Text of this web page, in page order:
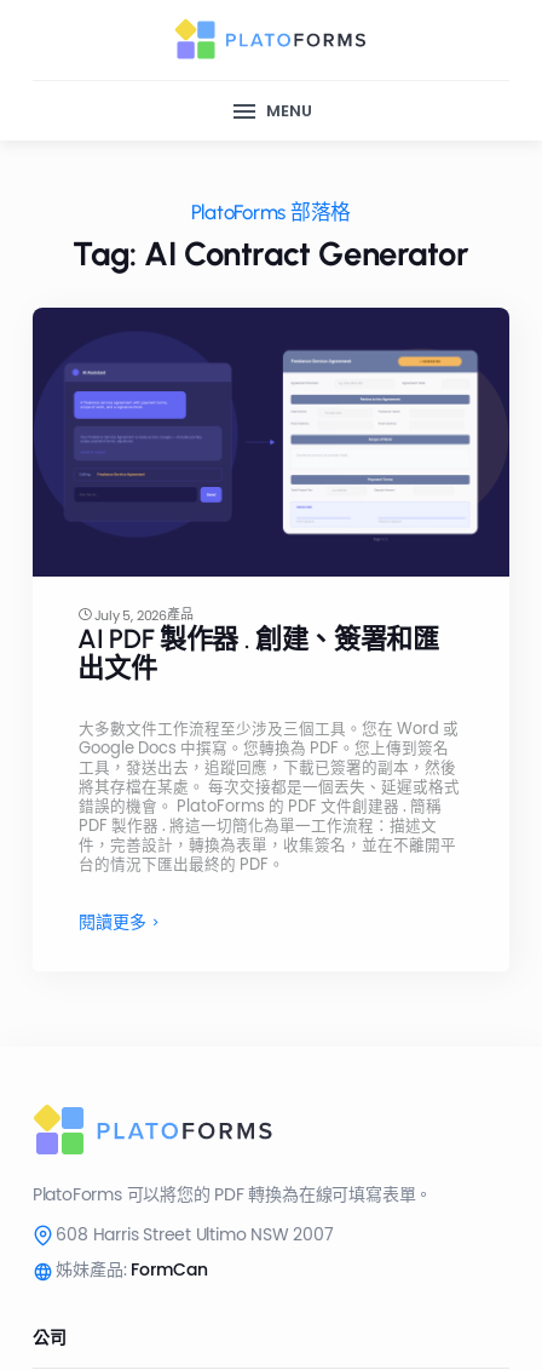
MENU
PlatoForms 部落格
Tag: AI Contract Generator
July 5, 2026產品
AI PDF 製作器 . 創建、簽署和匯
出文件
大多數文件工作流程至少涉及三個工具。您在 Word 或
Google Docs 中撰寫。您轉換為 PDF。您上傳到簽名
工具，發送出去，追蹤回應，下載已簽署的副本，然後
將其存檔在某處。 每次交接都是一個丟失、延遲或格式
錯誤的機會。 PlatoForms 的 PDF 文件創建器 . 簡稱
PDF 製作器 . 將這一切簡化為單一工作流程：描述文
件，完善設計，轉換為表單，收集簽名，並在不離開平
台的情況下匯出最終的 PDF。
閱讀更多
PlatoForms 可以將您的 PDF 轉換為在線可填寫表單。
608 Harris Street Ultimo NSW 2007
姊妹產品: FormCan
公司